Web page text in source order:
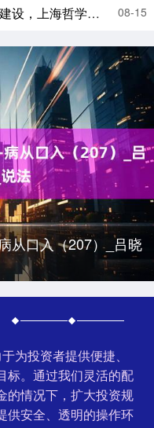
会科学“五大文库”首发 08-15
口入（207）_吕晓
为投资者提供便捷、
标。通过我们灵活的配
的情况下，扩大投资规
供安全、透明的操作环